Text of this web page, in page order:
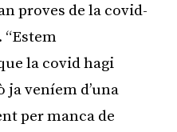
proves de la covid-
“Estem
la covid hagi
veníem d’una
per manca de